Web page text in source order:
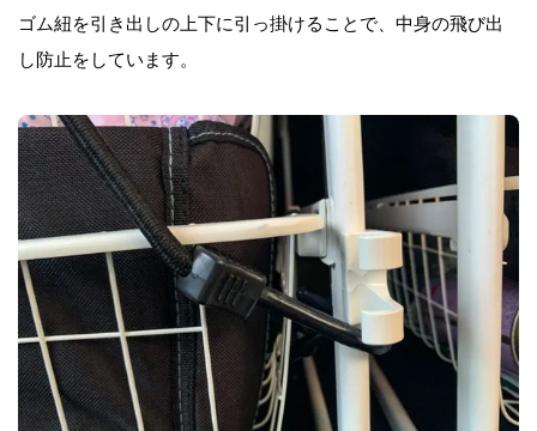
ゴム紐を引き出しの上下に引っ掛けることで、中身の飛び出
し防止をしています。